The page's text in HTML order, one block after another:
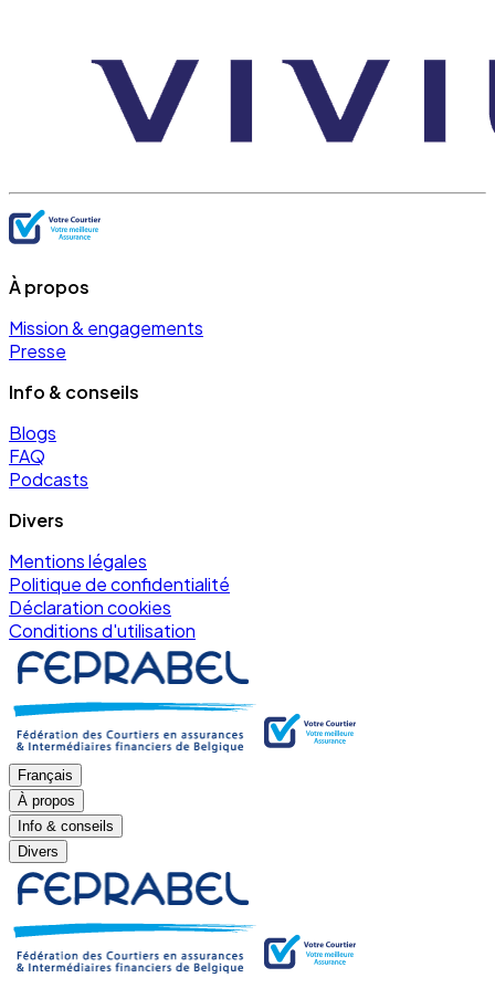
À propos
Mission & engagements
Presse
Info & conseils
Blogs
FAQ
Podcasts
Divers
Mentions légales
Politique de confidentialité
Déclaration cookies
Conditions d'utilisation
Français
À propos
Info & conseils
Divers